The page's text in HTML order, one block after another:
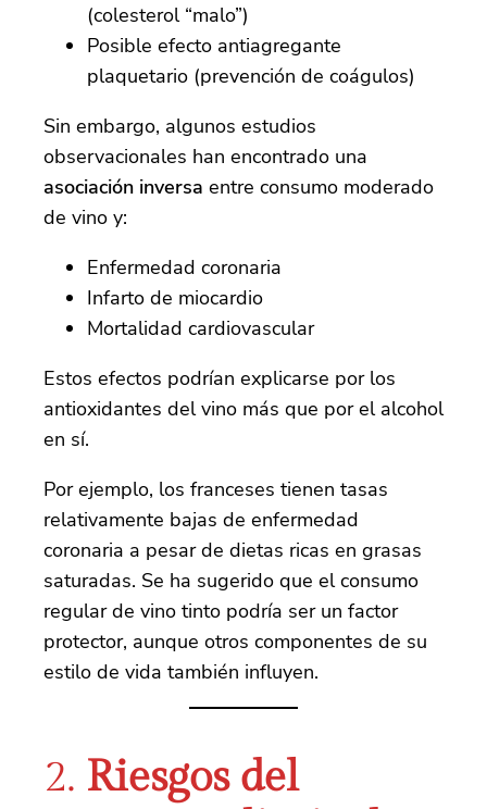
(colesterol “malo”)
Posible efecto antiagregante
plaquetario (prevención de coágulos)
Sin embargo, algunos estudios
observacionales han encontrado una
asociación inversa entre consumo moderado
de vino y:
Enfermedad coronaria
Infarto de miocardio
Mortalidad cardiovascular
Estos efectos podrían explicarse por los
antioxidantes del vino más que por el alcohol
en sí.
Por ejemplo, los franceses tienen tasas
relativamente bajas de enfermedad
coronaria a pesar de dietas ricas en grasas
saturadas. Se ha sugerido que el consumo
regular de vino tinto podría ser un factor
protector, aunque otros componentes de su
estilo de vida también influyen.
2. Riesgos del